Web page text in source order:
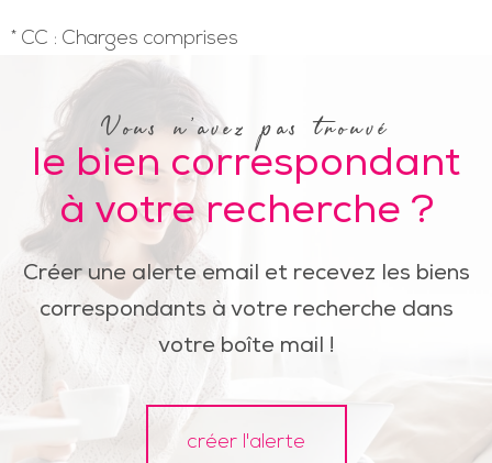
* CC : Charges comprises
Vous n'avez pas trouvé
le bien correspondant
à votre recherche ?
Créer une alerte email et recevez les biens
correspondants à votre recherche dans
votre boîte mail !
créer l'alerte